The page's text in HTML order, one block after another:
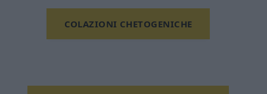
COLAZIONI CHETOGENICHE